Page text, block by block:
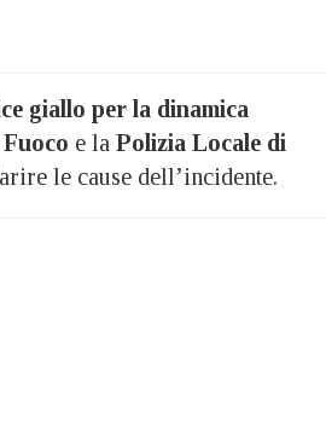
giallo per la dinamica
e la Polizia Locale di
le cause dell’incidente.